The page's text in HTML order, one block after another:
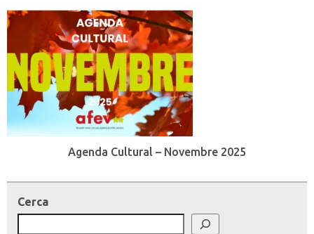
Agenda Cultural – Novembre 2025
Cerca